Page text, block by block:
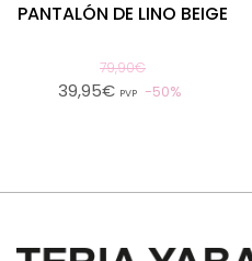
PANTALÓN DE LINO BEIGE
79,90€
39,95€ PVP 50%